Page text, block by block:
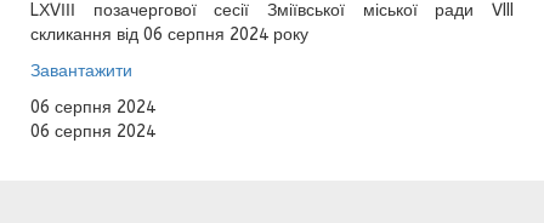
LХVІІІ позачергової сесії Зміївської міської ради VIII
скликання від 06 серпня 2024 року
Завантажити
06 серпня 2024
06 серпня 2024